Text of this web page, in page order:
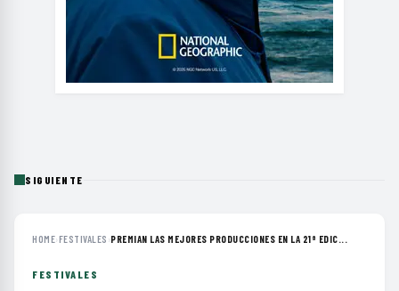
SIGUIENTE
HOME›FESTIVALES ›PREMIAN LAS MEJORES PRODUCCIONES EN LA 21ª EDIC...
FESTIVALES